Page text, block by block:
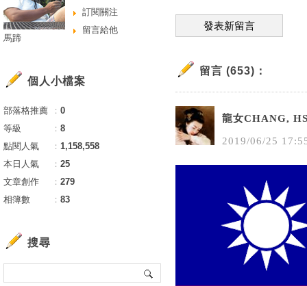
發表新留言
留言 (653)：
龍女CHANG,
2019/06/25 17:
訂閱關注
留言給他
馬蹄
個人小檔案
部落格推薦 ： 0
等級
： 8
點閱人氣
： 1,158,558
本日人氣
： 25
文章創作
： 279
相簿數
： 83
搜尋